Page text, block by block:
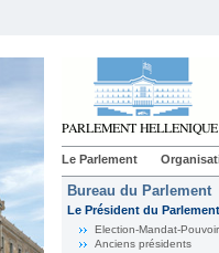
Le Parlement
Bureau du Parlement
Le Président du Parlement
Election-Mandat-
Anciens présidents